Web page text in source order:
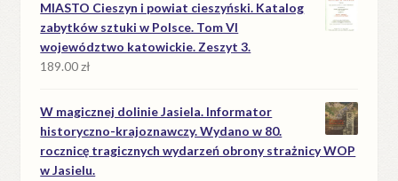
MIASTO Cieszyn i powiat cieszyński. Katalog
zabytków sztuki w Polsce. Tom VI
województwo katowickie. Zeszyt 3.
189.00zł
W magicznej dolinie Jasiela. Informator
historyczno-krajoznawczy. Wydano w 80.
rocznicę tragicznych wydarzeń obrony strażnicy WOP
w Jasielu.